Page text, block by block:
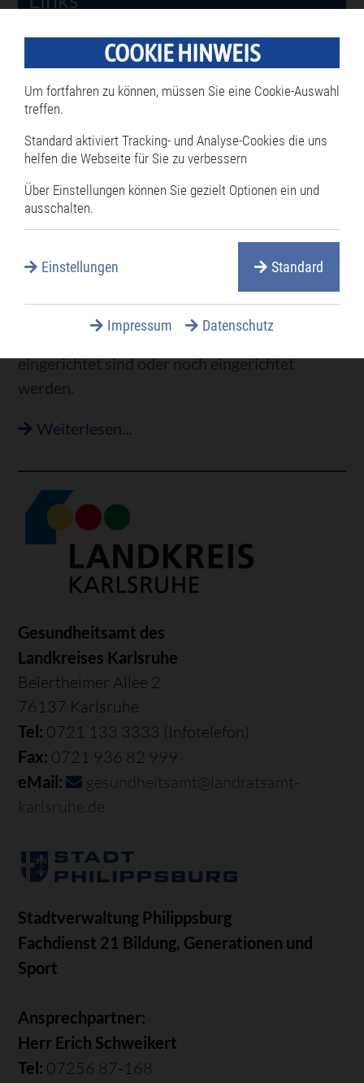
Gesundheitsamt des
Landkreises Karlsruhe
Beiertheimer Allee 2
76137 Karlsruhe
Tel: 0721 133 3333 (Infotelefon)
Fax: 0721 936 82 999
eMail:
gesundheitsamt@landratsamt-
karlsruhe.de
Stadtverwaltung Philippsburg
Fachdienst 21 Bildung, Generationen und
Sport
Ansprechpartner:
Herr Erich Schweikert
Tel: 07256 87-168
Philippsburg Betriebe bieten in
der Corona-Krise folgende
Dienste an
Helfen Sie mit und unterstützen Sie unseren
lokalen Handel und die lokale Gastronomie, in
dem Sie unter geänderten Rahmenbedingen
Abhol- und Lieferdienste nutzen, die bereits
eingerichtet sind oder noch eingerichtet
werden.
Weiterlesen...
COOKIE HINWEIS
Um fortfahren zu können, müssen Sie eine Cookie-Auswahl
treffen.
Standard aktiviert Tracking- und Analyse-Cookies die uns
helfen die Webseite für Sie zu verbessern
Über Einstellungen können Sie gezielt Optionen ein und
ausschalten.
Einstellungen Standard
Impressum Datenschutz